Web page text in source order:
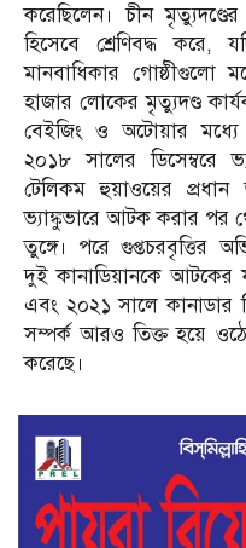
করেছিলেন। চীন
হিসেবে শ্রেণিবদ্ধ করে,
মানবাধিকার গোষ্ঠীগুলো
হাজার লোকের মৃত্যুদণ্ড
বেইজিং ও অটোয়ার মধ্যে
২০১৮ সালের ডিসেম্বরে
টেলিকম হুয়াওয়ের প্রধান
ভ্যাঙ্কুভারে আটক করার পর
তুঙ্গে। পরে গুপ্তচরবৃত্তির
দুই কানাডিয়ানকে আটকের
এবং ২০২১ সালে কানাডার
সম্পর্ক আরও তিক্ত হয়ে
করেছে।